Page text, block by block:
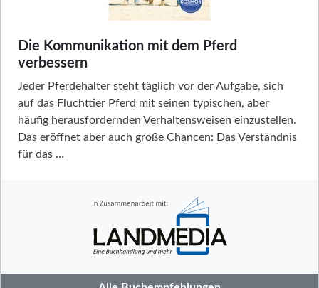
Die Kommunikation mit dem Pferd
verbessern
Jeder Pferdehalter steht täglich vor der Aufgabe, sich
auf das Fluchttier Pferd mit seinen typischen, aber
häufig herausfordernden Verhaltensweisen einzustellen.
Das eröffnet aber auch große Chancen: Das Verständnis
für das …